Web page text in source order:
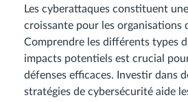
Les cyberattaques constituent
croissante pour les organisations
Comprendre les différents types
impacts potentiels est crucial
défenses efficaces. Investir dans
stratégies de cybersécurité aide